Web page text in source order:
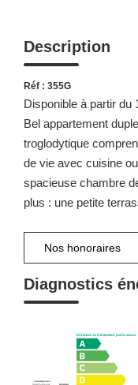
Description
Réf : 355G
Disponible à partir du
Bel appartement
troglodytique
de vie avec cuisine
spacieuse chambre
plus : une petite
Nos honoraires
Diagnostics